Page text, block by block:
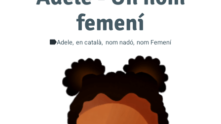
femení
Adele en català nom nadó nom Femení